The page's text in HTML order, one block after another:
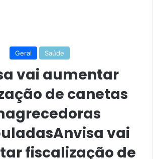
Geral Saúde
vai aumentar
de canetas
vai
fiscalização de